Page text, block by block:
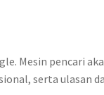
Mesin pencari
serta ulasan